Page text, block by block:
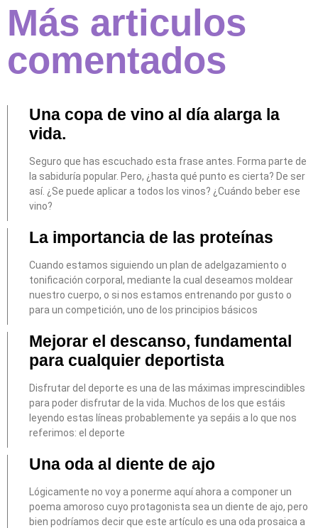
Más articulos
comentados
Una copa de vino al día alarga la
vida.
Seguro que has escuchado esta frase antes. Forma parte de
la sabiduría popular. Pero, ¿hasta qué punto es cierta? De ser
así. ¿Se puede aplicar a todos los vinos? ¿Cuándo beber ese
vino?
La importancia de las proteínas
Cuando estamos siguiendo un plan de adelgazamiento o
tonificación corporal, mediante la cual deseamos moldear
nuestro cuerpo, o si nos estamos entrenando por gusto o
para un competición, uno de los principios básicos
Mejorar el descanso, fundamental
para cualquier deportista
Disfrutar del deporte es una de las máximas imprescindibles
para poder disfrutar de la vida. Muchos de los que estáis
leyendo estas líneas probablemente ya sepáis a lo que nos
referimos: el deporte
Una oda al diente de ajo
Lógicamente no voy a ponerme aquí ahora a componer un
poema amoroso cuyo protagonista sea un diente de ajo, pero
bien podríamos decir que este artículo es una oda prosaica a